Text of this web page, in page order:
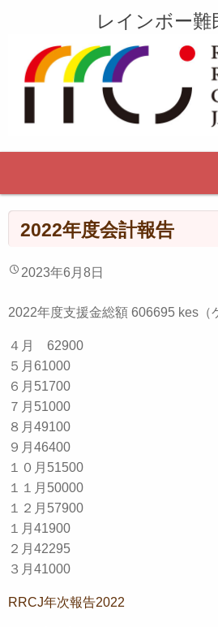
レインボー難
2022年度会計報告
2023年6月8日
2022年度支援金総額 606695 kes（
４月 62900
５月61000
６月51700
７月51000
８月49100
９月46400
１０月51500
１１月50000
１２月57900
１月41900
２月42295
３月41000
RRCJ年次報告2022